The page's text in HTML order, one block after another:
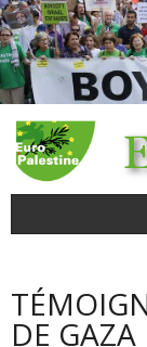
POUR AGIR
DE